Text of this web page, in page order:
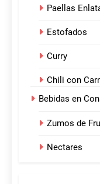
Paellas
Estofados
Curry
Chili con
Bebidas en
Zumos de
Nectares